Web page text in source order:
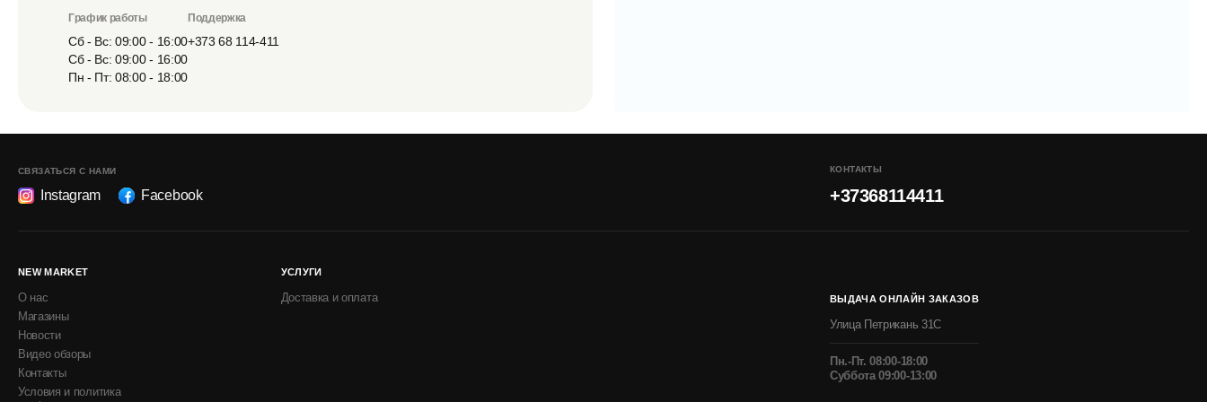
График работы
Сб - Вс: 09:00 - 16:00
Сб - Вс: 09:00 - 16:00
Пн - Пт: 08:00 - 18:00
Поддержка
+373 68 114-411
СВЯЗАТЬСЯ С НАМИ
Instagram Facebook
КОНТАКТЫ
+37368114411
NEW MARKET
О нас
Магазины
Новости
Видео обзоры
Контакты
Условия и политика
УСЛУГИ
Доставка и оплата ВЫДАЧА ОНЛАЙН ЗАКАЗОВ
Улица Петрикань 31С
Пн.-Пт. 08:00-18:00
Суббота 09:00-13:00